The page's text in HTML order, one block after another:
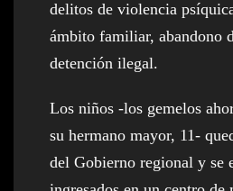
delitos de violencia
ámbito familiar, abandono
detención ilegal.
Los niños -los gemelos
su hermano mayor, 11-
del Gobierno regional y se